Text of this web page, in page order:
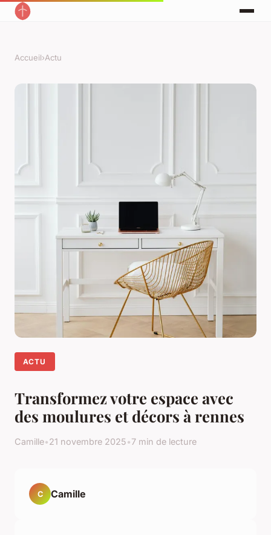
Accueil›Actu
ACTU
Transformez votre espace avec
des moulures et décors à rennes
Camille•21 novembre 2025•7 min de lecture
C Camille